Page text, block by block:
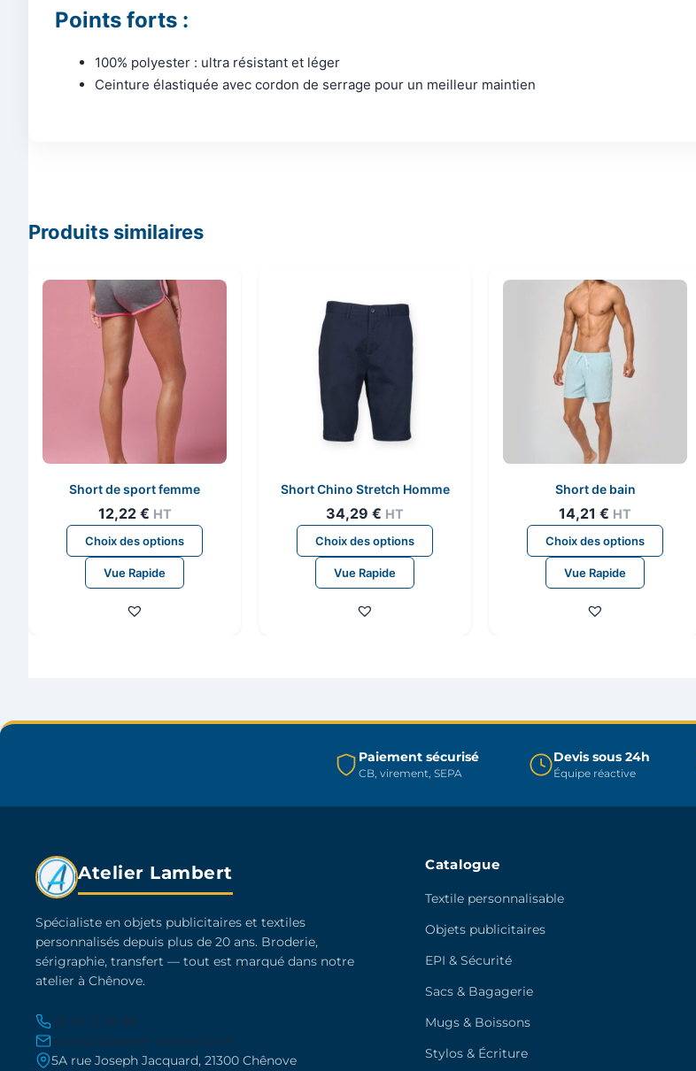
Points forts :
100% polyester : ultra résistant et léger
Ceinture élastiquée avec cordon de serrage pour un meilleur maintien
Produits similaires
Short de sport femme
12,22 € HT
Choix des options
Ce
produit
Vue Rapide
Short Chino Stretch Homme
34,29 € HT
Choix des options
Ce
produit
sur
la
Vue Rapide
Short de bain
14,21 € HT
Choix des options
Ce
Vue Rapide
Paiement sécurisé
CB, virement, SEPA
Devis sous 24h
Équipe réactive
Atelier Lambert
Spécialiste en objets publicitaires et textiles
personnalisés depuis plus de 20 ans. Broderie,
sérigraphie, transfert — tout est marqué dans notre
atelier à Chênove.
03 45 21 30 86
contact@atelier-lambert.com
5A rue Joseph Jacquard, 21300 Chênove
Catalogue
Textile personnalisable
Objets publicitaires
EPI & Sécurité
Sacs & Bagagerie
Mugs & Boissons
Stylos & Écriture